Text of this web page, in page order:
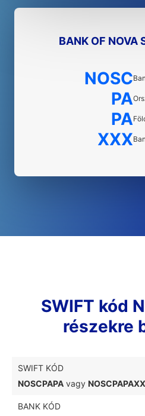
BANK OF NOVA
NOSC
PA
PA
XXX
SWIFT kód
részekre
SWIFT KÓD
NOSCPAPA vagy
BANK KÓD